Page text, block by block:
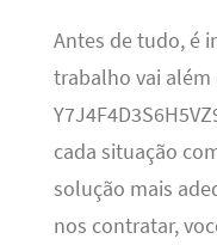
Antes de tudo, é
trabalho vai
cada situação
solução mais
nos contratar,